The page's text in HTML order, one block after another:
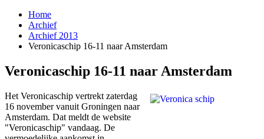
Home
Archief
Archief 2013
Veronicaschip 16-11 naar Amsterdam
Veronicaschip 16-11 naar Amsterdam
Het Veronicaschip vertrekt zaterdag
16 november vanuit Groningen naar
Amsterdam. Dat meldt de website
"Veronicaschip" vandaag. De